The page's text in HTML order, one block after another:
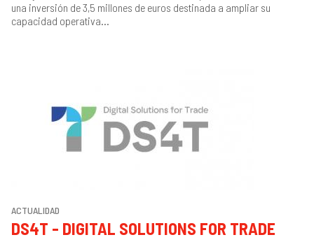
una inversión de 3,5 millones de euros destinada a ampliar su
capacidad operativa...
ACTUALIDAD
DS4T - DIGITAL SOLUTIONS FOR TRADE